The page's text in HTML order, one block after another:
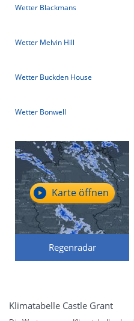
Wetter Blackmans
Wetter Melvin Hill
Wetter Buckden House
Wetter Bonwell
Regenradar
Karte öffnen
Klimatabelle Castle Grant